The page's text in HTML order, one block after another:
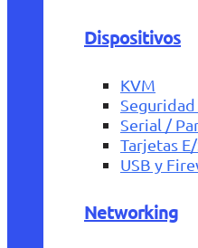
Dispositivos
KVM
Serial /
Tarjetas
USB y
Networking